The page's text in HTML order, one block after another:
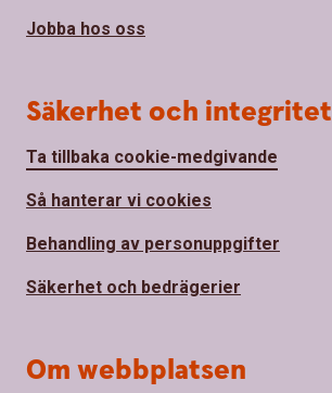
Jobba hos oss
Säkerhet och integritet
Ta tillbaka cookie-medgivande
Så hanterar vi cookies
Behandling av personuppgifter
Säkerhet och bedrägerier
Om webbplatsen